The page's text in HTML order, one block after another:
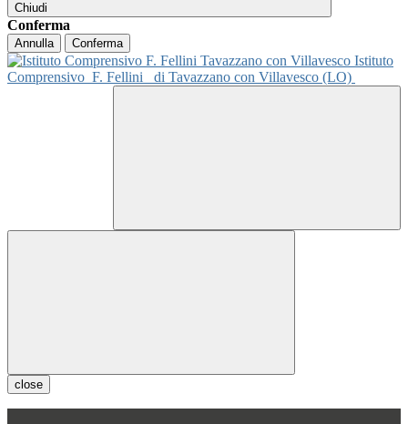
Chiudi
Conferma
Annulla Conferma
Istituto
Comprensivo F. Fellini di Tavazzano con Villavesco (LO)
close